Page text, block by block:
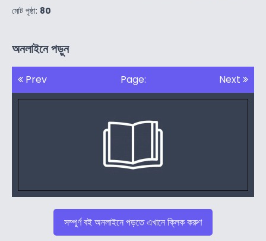
মোট পৃষ্ঠা: 80
অনলাইনে পড়ুন
Prev Page: Next
সম্পুর্ণ বই অনলাইনে পড়তে এখানে ক্লিক করুণ